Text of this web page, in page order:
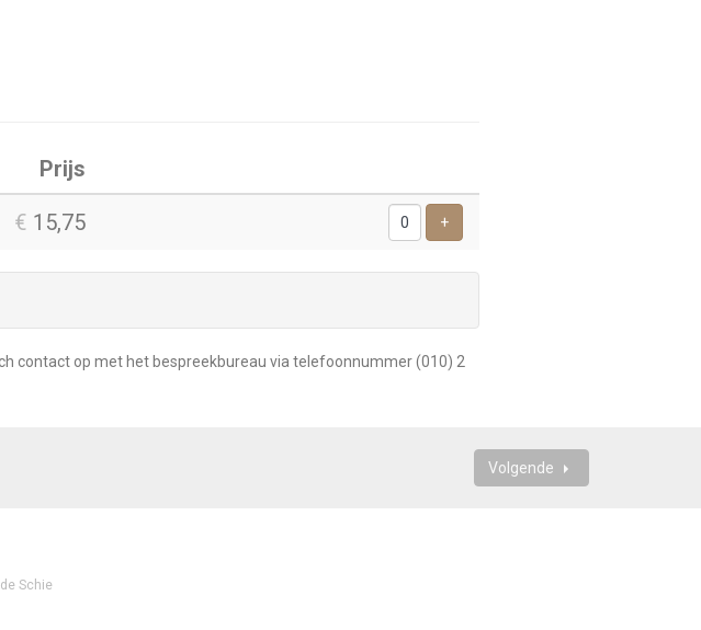
Prijs
€ 15,75 +Voeg ticket toe
contact op met het bespreekbureau via telefoonnummer(010) 2
Volgende
Schie